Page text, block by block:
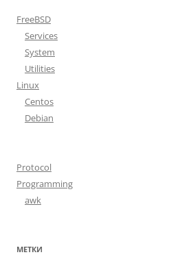
FreeBSD
Services
System
Utilities
Linux
Centos
Debian
Protocol
Programming
awk
МЕТКИ